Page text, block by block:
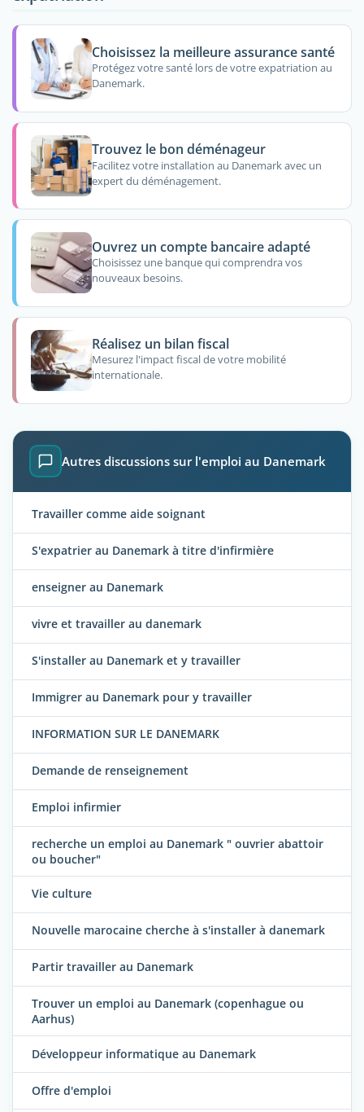
Choisissez la meilleure assurance santé
Protégez votre santé lors de votre expatriation au
Danemark.
Trouvez le bon déménageur
Facilitez votre installation au Danemark avec un
expert du déménagement.
Ouvrez un compte bancaire adapté
Choisissez une banque qui comprendra vos
nouveaux besoins.
Réalisez un bilan fiscal
Mesurez l'impact fiscal de votre mobilité
internationale.
Autres discussions sur l'emploi au Danemark
Travailler comme aide soignant
S'expatrier au Danemark à titre d'infirmière
enseigner au Danemark
vivre et travailler au danemark
S'installer au Danemark et y travailler
Immigrer au Danemark pour y travailler
INFORMATION SUR LE DANEMARK
Demande de renseignement
Emploi infirmier
recherche un emploi au Danemark " ouvrier abattoir
ou boucher"
Vie culture
Nouvelle marocaine cherche à s'installer à danemark
Partir travailler au Danemark
Trouver un emploi au Danemark (copenhague ou
Aarhus)
Développeur informatique au Danemark
Offre d'emploi